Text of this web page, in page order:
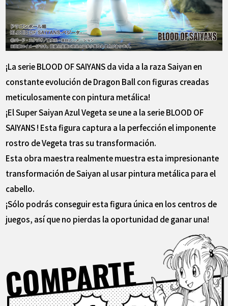
¡La serie BLOOD OF SAIYANS da vida a la raza Saiyan en
constante evolución de Dragon Ball con figuras creadas
meticulosamente con pintura metálica!
¡El Super Saiyan Azul Vegeta se une a la serie BLOOD OF
SAIYANS ! Esta figura captura a la perfección el imponente
rostro de Vegeta tras su transformación.
Esta obra maestra realmente muestra esta impresionante
transformación de Saiyan al usar pintura metálica para el
cabello.
¡Sólo podrás conseguir esta figura única en los centros de
juegos, así que no pierdas la oportunidad de ganar una!
COMPARTE
Facebook X